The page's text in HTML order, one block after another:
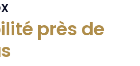
près de